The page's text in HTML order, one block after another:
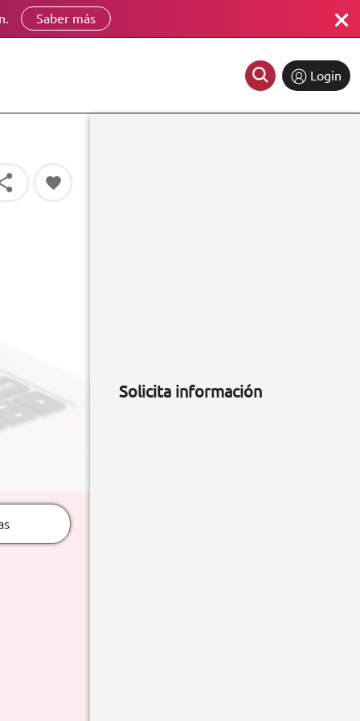
Saber más
Login
Solicita información